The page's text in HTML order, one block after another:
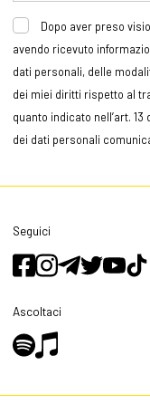
Dopo aver preso
avendo ricevuto
dati personali, delle
dei miei diritti rispetto al
quanto indicato nell’art.
dei dati personali
Seguici
Ascoltaci